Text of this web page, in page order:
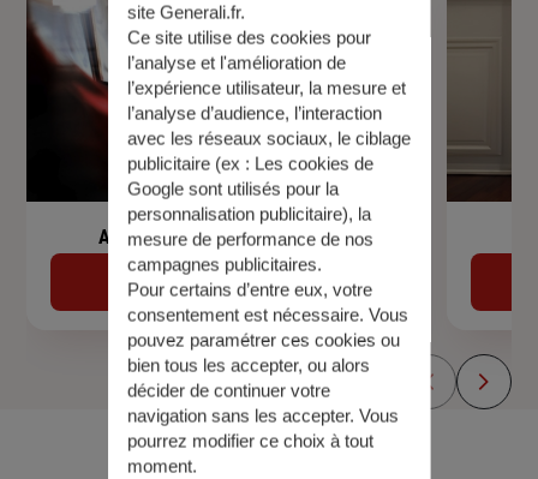
Assurance de prêt immobilier
Découvrir
site Generali.fr.
Ce site utilise des cookies pour
l’analyse et l'amélioration de
l’expérience utilisateur, la mesure et
l’analyse d’audience, l’interaction
avec les réseaux sociaux, le ciblage
publicitaire (ex : Les cookies de
Google sont utilisés pour la
personnalisation publicitaire), la
mesure de performance de nos
campagnes publicitaires.
Pour certains d’entre eux, votre
consentement est nécessaire. Vous
pouvez paramétrer ces cookies ou
bien tous les accepter, ou alors
décider de continuer votre
navigation sans les accepter. Vous
pourrez modifier ce choix à tout
moment.